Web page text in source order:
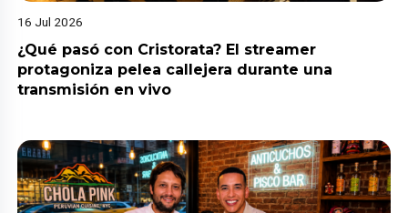
16 Jul 2026
¿Qué pasó con Cristorata? El streamer
protagoniza pelea callejera durante una
transmisión en vivo